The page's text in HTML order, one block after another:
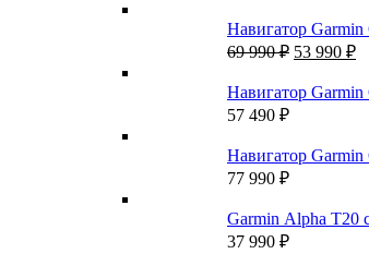
Навигатор Garmin
69 990₽
69
53 990 ₽
Навигатор Garmin
57 490 ₽
Навигатор Garmin
77 990 ₽
Garmin Alpha T20
37 990 ₽